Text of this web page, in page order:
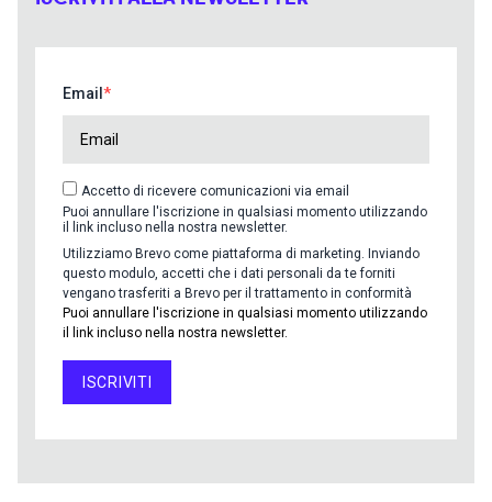
Email
Accetto di ricevere comunicazioni via email
Puoi annullare l'iscrizione in qualsiasi momento utilizzando
il link incluso nella nostra newsletter.
Utilizziamo Brevo come piattaforma di marketing. Inviando
questo modulo, accetti che i dati personali da te forniti
vengano trasferiti a Brevo per il trattamento in conformità
Puoi annullare l'iscrizione in qualsiasi momento utilizzando
il link incluso nella nostra newsletter.
ISCRIVITI